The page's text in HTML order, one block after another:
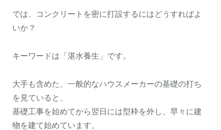
では、コンクリートを密に打設するにはどうすればよ
いか？
キーワードは「湛水養生」です。
大手も含めた、一般的なハウスメーカーの基礎の打ち
を見ていると、
基礎工事を始めてから翌日には型枠を外し、早々に建
物を建て始めています。